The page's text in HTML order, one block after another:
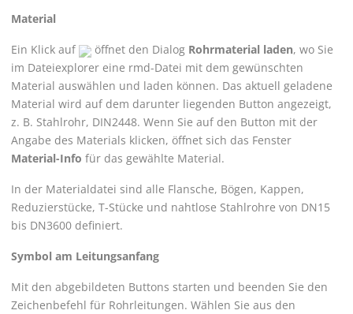
Material
Ein Klick auf öffnet den Dialog Rohrmaterial laden, wo Sie
im Dateiexplorer eine rmd-Datei mit dem gewünschten
Material auswählen und laden können. Das aktuell geladene
Material wird auf dem darunter liegenden Button angezeigt,
z. B. Stahlrohr, DIN2448. Wenn Sie auf den Button mit der
Angabe des Materials klicken, öffnet sich das Fenster
Material-Info für das gewählte Material.
In der Materialdatei sind alle Flansche, Bögen, Kappen,
Reduzierstücke, T-Stücke und nahtlose Stahlrohre von DN15
bis DN3600 definiert.
Symbol am Leitungsanfang
Mit den abgebildeten Buttons starten und beenden Sie den
Zeichenbefehl für Rohrleitungen. Wählen Sie aus den